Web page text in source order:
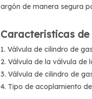
argón de manera segura
Caracteristicas
1. Válvula de cilindro de
2. Válvula de la válvula de
3. Válvula de cilindro de
4. Tipo de acoplamiento